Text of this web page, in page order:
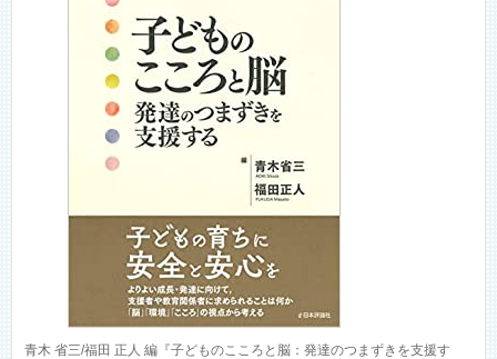
青木 省三/福田 正人 編『子どものこころと脳：発達のつまずきを支援す